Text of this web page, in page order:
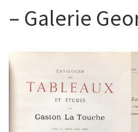
– Galerie